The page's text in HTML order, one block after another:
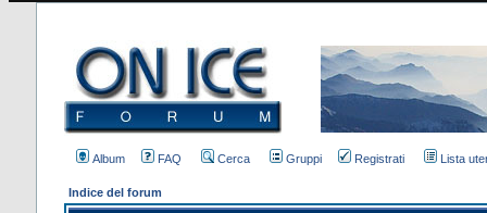
Album FAQ Cerca Gruppi Registrati Lista
Indice del forum